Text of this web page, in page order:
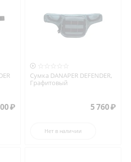
₽

Сумка DANAPER DEFENDER,
Графитовый
5 760₽
Нет в наличии